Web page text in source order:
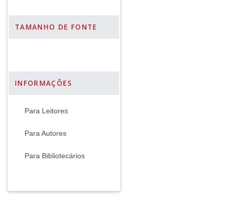
TAMANHO DE FONTE
INFORMAÇÕES
Para Leitores
Para Autores
Para Bibliotecários